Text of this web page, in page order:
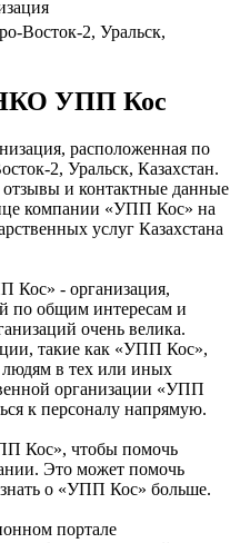
Восток-2, Уральск,
УПП Кос
расположенная по
2, Уральск, Казахстан.
и контактные данные
компании «УПП Кос» на
услуг Казахстана
Кос» - организация,
по общим интересам и
очень велика.
такие как «УПП Кос»,
в тех или иных
организации «УПП
к персоналу напрямую.
Кос», чтобы помочь
Это может помочь
о «УПП Кос» больше.
портале